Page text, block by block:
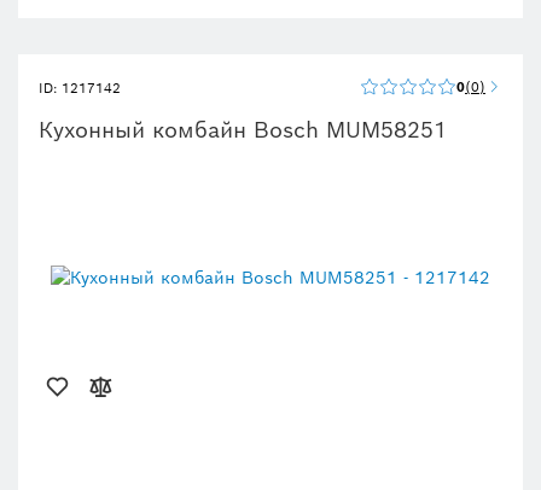
ID: 1217142 0 0
Кухонный комбайн Bosch MUM58251